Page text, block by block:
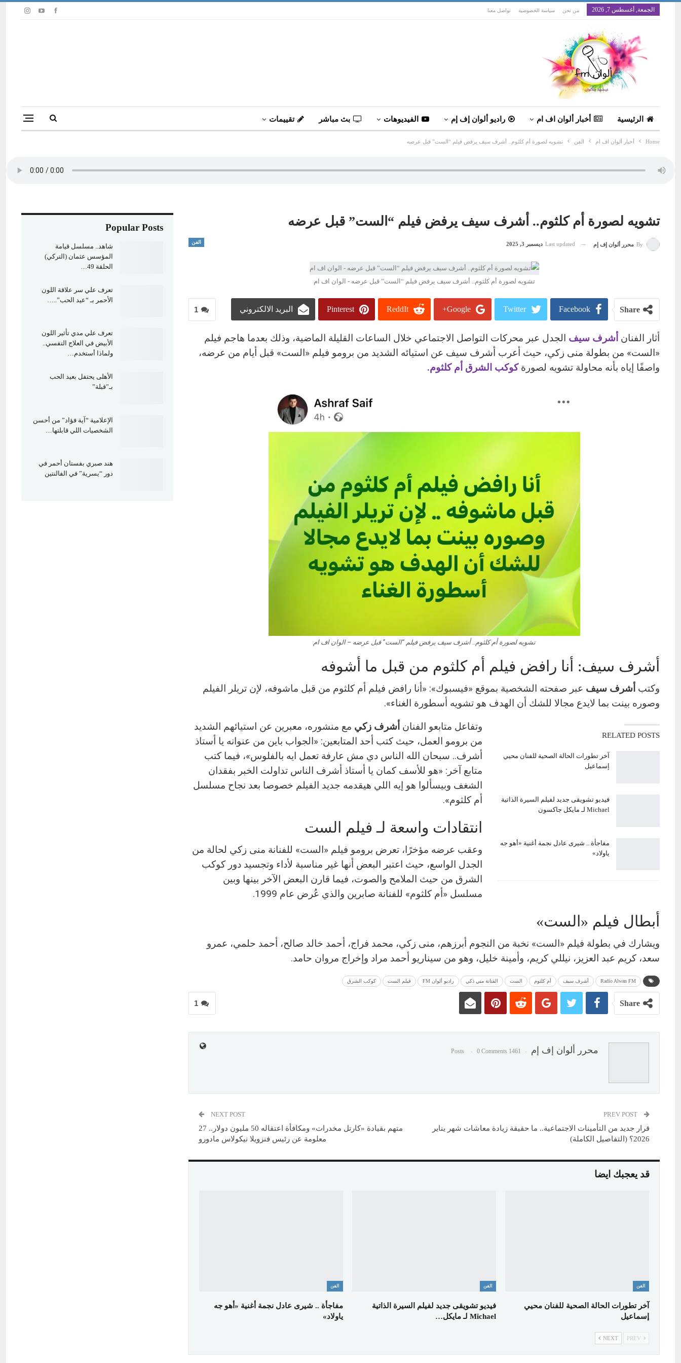
الجمعة, أغسطس 7, 2026 من نحن سياسة الخصوصية تواصل معنا
الرئيسية أخبار ألوان اف ام راديو ألوان إف إم الفيديوهات بث مباشر تقييمات
Home أخبار ألوان اف ام الفن تشويه لصورة أم كلثوم.. أشرف سيف يرفض فيلم “الست” قبل عرضه
تشويه لصورة أم كلثوم.. أشرف سيف يرفض فيلم “الست” قبل عرضه
الفن By محرر ألوان إف إم Last updated ديسمبر 3, 2025
تشويه لصورة أم كلثوم.. أشرف سيف يرفض فيلم “الست” قبل عرضه - الوان اف ام
1 Share
Facebook
Twitter
Google+
ReddIt
Pinterest البريد الالكتروني
أثار الفنان أشرف سيف الجدل عبر محركات التواصل الاجتماعي خلال الساعات القليلة الماضية، وذلك بعدما هاجم فيلم
«الست» من بطولة منى زكي، حيث أعرب أشرف سيف عن استيائه الشديد من برومو فيلم «الست» قبل أيام من عرضه،
واصفًا إياه بأنه محاولة تشويه لصورة كوكب الشرق أم كلثوم.
تشويه لصورة أم كلثوم.. أشرف سيف يرفض فيلم “الست” قبل عرضه – الوان اف ام
أشرف سيف: أنا رافض فيلم أم كلثوم من قبل ما أشوفه
وكتب أشرف سيف عبر صفحته الشخصية بموقع «فيسبوك»: «أنا رافض فيلم أم كلثوم من قبل ماشوفه، لإن تريلر الفيلم
وصوره بينت بما لايدع مجالا للشك أن الهدف هو تشويه أسطورة الغناء».
RELATED POSTS
آخر تطورات الحالة الصحية للفنان محيي
إسماعيل
فيديو تشويقى جديد لفيلم السيرة الذاتية
Michael لـ مايكل جاكسون
مفاجأة .. شيرى عادل نجمة أغنية «أهو جه
ياولاد»
وتفاعل متابعو الفنان أشرف زكي مع منشوره، معبرين عن استيائهم الشديد
من برومو العمل، حيث كتب أحد المتابعين: «الجواب باين من عنوانه يا أستاذ
أشرف.. سبحان الله الناس دي مش عارفة تعمل ايه بالفلوس»، فيما كتب
متابع آخر: «هو للأسف كمان يا أستاذ أشرف الناس تداولت الخبر بفقدان
الشغف وبيسألوا هو إيه اللي هيقدمه جديد الفيلم خصوصا بعد نجاح مسلسل
أم كلثوم».
انتقادات واسعة لـ فيلم الست
وعقب عرضه مؤخرًا، تعرض برومو فيلم «الست» للفنانة منى زكي لحالة من
الجدل الواسع، حيث اعتبر البعض أنها غير مناسبة لأداء وتجسيد دور كوكب
الشرق من حيث الملامح والصوت، فيما قارن البعض الآخر بينها وبين
مسلسل «أم كلثوم» للفنانة صابرين والذي عُرض عام 1999.
أبطال فيلم «الست»
ويشارك في بطولة فيلم «الست» نخبة من النجوم أبرزهم، منى زكي، محمد فراج، أحمد خالد صالح، أحمد حلمي، عمرو
سعد، كريم عبد العزيز، نيللي كريم، وأمينة خليل، وهو من سيناريو أحمد مراد وإخراج مروان حامد.
Radio Alwan FM أشرف سيف أم كلثوم الست الفنانة مني ذكي راديو ألوان FM فيلم الست كوكب الشرق
1 Share
محرر ألوان إف إم 1461 Posts
0 Comments
قرار جديد من التأمينات الاجتماعية.. ما حقيقة زيادة معاشات شهر يناير
2026؟ (التفاصيل الكاملة)
NEXT POST
متهم بقيادة «كارتل مخدرات» ومكافأة اعتقاله 50 مليون دولار.. 27
معلومة عن رئيس فنزويلا نيكولاس مادورو
قد يعجبك ايضا
الفن
آخر تطورات الحالة الصحية للفنان محيي
إسماعيل
الفن
فيديو تشويقى جديد لفيلم السيرة الذاتية
Michael لـ مايكل…
الفن
مفاجأة .. شيرى عادل نجمة أغنية «أهو جه
ياولاد»
NEXT
Popular Posts
شاهد.. مسلسل قيامة
المؤسس عثمان (التركي)
الحلقة 49…
تعرف علي سر علاقة اللون
الأحمر بـ “عيد الحب”..…
تعرف علي مدي تأثير اللون
الأبيض في العلاج النفسي..
ولماذا أستخدم…
الأهلى يحتفل بعيد الحب
بـ”قبلة”
الإعلامية “آية فؤاد” من أحسن
الشخصيات اللي قابلتها…
هند صبري بفستان أحمر في
دور “يسرية” في الفالنتين